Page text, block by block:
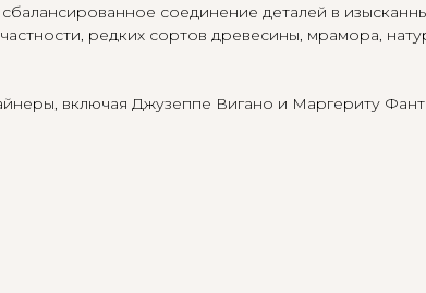
соединение деталей в
редких сортов древесины, мрамора,
включая Джузеппе Вигано и Маргериту